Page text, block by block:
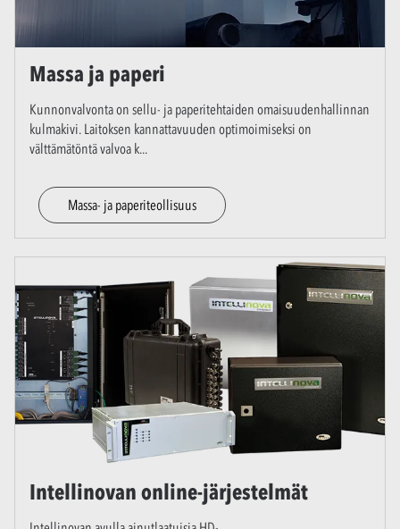
Massa ja paperi
Kunnonvalvonta on sellu- ja paperitehtaiden omaisuudenhallinnan
kulmakivi. Laitoksen kannattavuuden optimoimiseksi on
välttämätöntä valvoa k...
Massa- ja paperiteollisuus
Intellinovan online-järjestelmät